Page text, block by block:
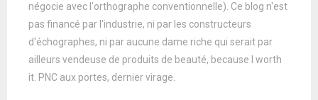
négocie avec l'orthographe conventionnelle). Ce blog n'est
pas financé par l'industrie, ni par les constructeurs
d'échographes, ni par aucune dame riche qui serait par
ailleurs vendeuse de produits de beauté, because I worth
it. PNC aux portes, dernier virage.